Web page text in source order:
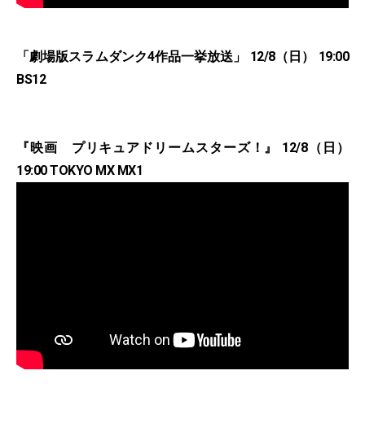
「劇場版スラムダンク4作品一挙放送」 12/8（日） 19:00
BS12
『映画 プリキュアドリームスターズ！』 12/8（日）
19:00 TOKYO MX MX1